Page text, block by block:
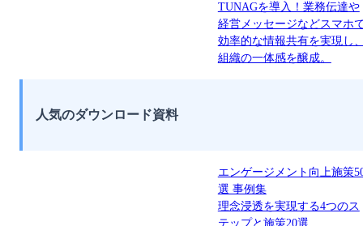
TUNAGを導入！業務伝達や
経営メッセージなどスマホ
効率的な情報共有を実現し
組織の一体感を醸成。
人気のダウンロード資料
エンゲージメント向上施策
選 事例集
理念浸透を実現する4つのス
テップと施策20選